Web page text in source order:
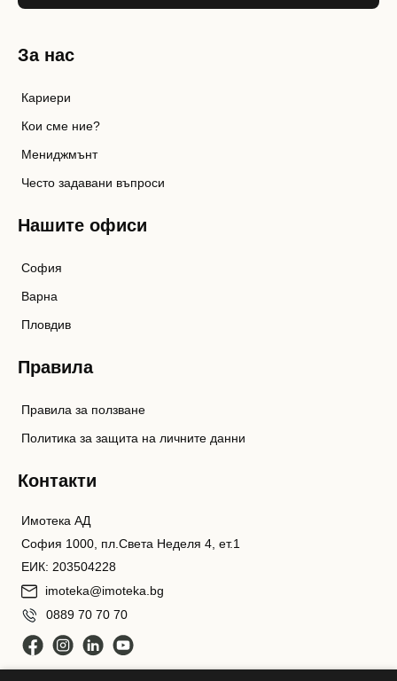
За нас
Кариери
Кои сме ние?
Мениджмънт
Често задавани въпроси
Нашите офиси
София
Варна
Пловдив
Правила
Правила за ползване
Политика за защита на личните данни
Контакти
Имотека АД
София 1000, пл.Света Неделя 4, ет.1
ЕИК: 203504228
imoteka@imoteka.bg
0889 70 70 70